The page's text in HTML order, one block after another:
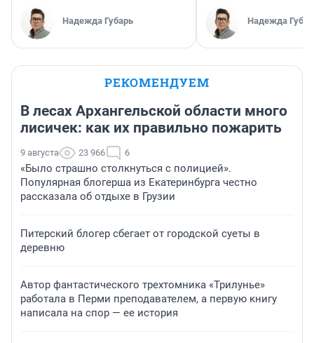
Надежда Губарь Надежда
РЕКОМЕНДУЕМ
В лесах Архангельской области много
лисичек: как их правильно пожарить
9 августа 23 966 6
«Было страшно столкнуться с полицией».
Популярная блогерша из Екатеринбурга честно
рассказала об отдыхе в Грузии
Питерский блогер сбегает от городской суеты в
деревню
Автор фантастического трехтомника «Трилунье»
работала в Перми преподавателем, а первую книгу
написала на спор — ее история